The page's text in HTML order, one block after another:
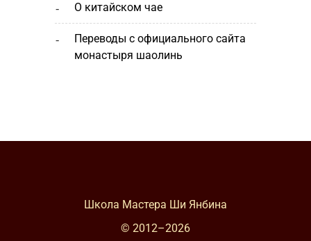
о китайском чае
переводы с официального сайта
монастыря шаолинь
Школа Мастера Ши Янбина
© 2012–2026